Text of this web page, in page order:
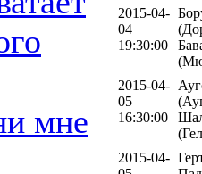
мне
2015-04-
04
19:30:00
2015-04-
05
16:30:00
2015-04-